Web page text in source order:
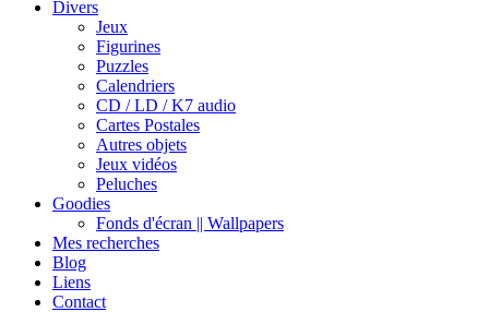
Divers
Jeux
Figurines
Puzzles
Calendriers
CD / LD / K7 audio
Cartes Postales
Autres objets
Jeux vidéos
Peluches
Goodies
Fonds d'écran || Wallpapers
Mes recherches
Blog
Liens
Contact